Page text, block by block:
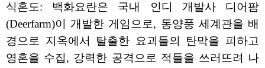
식혼도: 백화요란은 국내 인디 개발사 디어팜
(Deerfarm)이 개발한 게임으로, 동양풍 세계관을 배
경으로 지옥에서 탈출한 요괴들의 탄막을 피하고
영혼을 수집, 강력한 공격으로 적들을 쓰러뜨려 나